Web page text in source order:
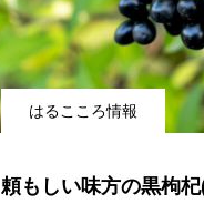
はるこころ情報
頼もしい味方の黒枸杞